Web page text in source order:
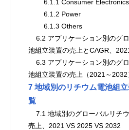
        6.1.1 Consumer Electronics
        6.1.2 Power
        6.1.3 Others
    6.2 アプリケーション別のグローバルリチウム電
池組立装置の売上とCAGR、
    6.3 アプリケーション別のグローバルリチウム電
池組立装置の売上（2021～2032
7 地域別のリチウム電池組
覧
    7.1 地域別のグローバルリチウム電池組立装置の
売上、2021 VS 2025 VS 2032